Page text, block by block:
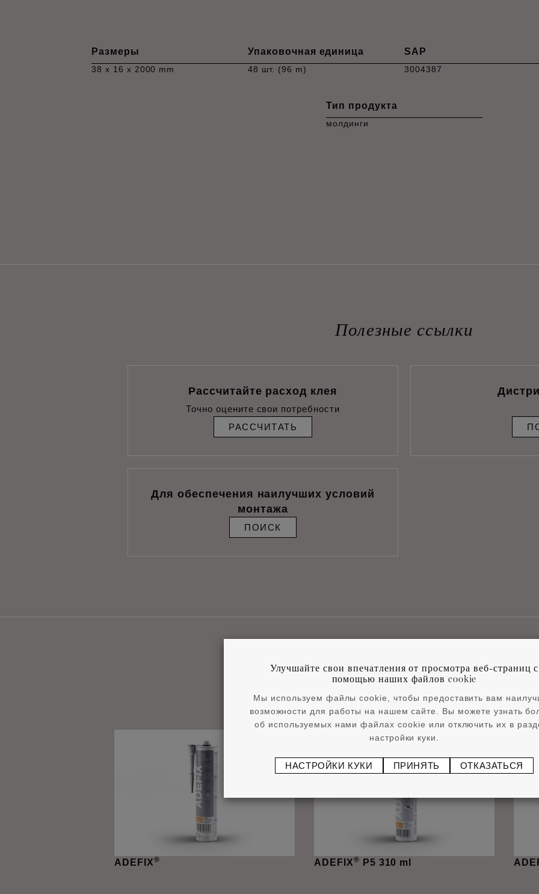
Размеры
38 x 16 x 2000 mm
Упаковочная единица
48 шт. (96 m)
SAP
3004387
Тип продукта
молдинги
Полезные ссылки
Рассчитайте расход клея
Точно оцените свои потребности
РАССЧИТАТЬ
Для обеспечения наилучших условий
монтажа
ПОИСК
Сопутствующие товары
ADEFIX® ADEFIX® P5 310 ml
Улучшайте свои впечатления от просмотра веб-страниц с
помощью наших файлов cookie
Мы используем файлы cookie, чтобы предоставить вам
возможности для работы на нашем сайте. Вы можете узнать
об используемых нами файлах cookie или отключить их в
настройки куки.
НАСТРОЙКИ КУКИ ПРИНЯТЬ ОТКАЗАТЬСЯ